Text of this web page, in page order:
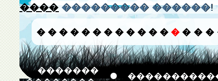
���� ��������� ������!
� � � � � � � � � � � � � � � �
�������